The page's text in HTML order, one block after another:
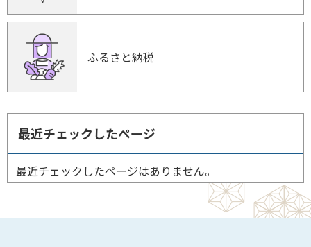
ふるさと納税
最近チェックしたページ
最近チェックしたページはありません。